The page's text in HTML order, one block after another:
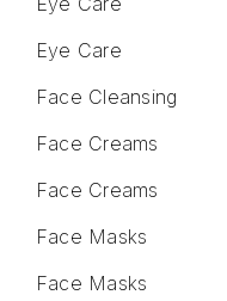
Eye Care
Face Cleansing
Face Creams
Face Creams
Face Masks
Face Masks